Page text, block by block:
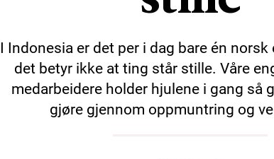
I Indonesia er det per i dag bare én norsk
det betyr ikke at ting står stille. Våre
medarbeidere holder hjulene i gang så
gjøre gjennom oppmuntring og